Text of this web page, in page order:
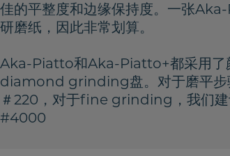
佳的平整度和边缘保持度。一张
研磨纸，因此非常划算。
Aka-Piatto和Aka-Piatto+都采用了
diamond grinding盘。对于磨平
＃220，对于fine grinding ，我们
#4000